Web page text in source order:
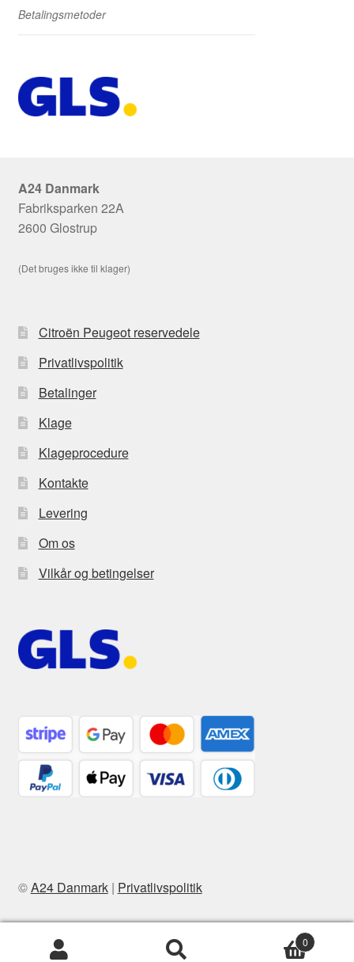
Betalingsmetoder
A24 Danmark
Fabriksparken 22A
2600 Glostrup
(Det bruges ikke til klager)
Citroën Peugeot reservedele
Privatlivspolitik
Betalinger
Klage
Klageprocedure
Kontakte
Levering
Om os
Vilkår og betingelser
©A24 Danmark| Privatlivspolitik
0